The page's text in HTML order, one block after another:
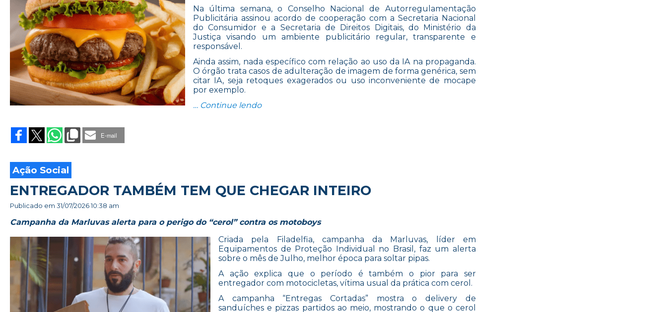
Na última semana, o Conselho Nacional de Autorregulamentação
Publicitária assinou acordo de cooperação com a Secretaria Nacional
do Consumidor e a Secretaria de Direitos Digitais, do Ministério da
Justiça visando um ambiente publicitário regular, transparente e
responsável.
Ainda assim, nada específico com relação ao uso da IA na propaganda.
O órgão trata casos de adulteração de imagem de forma genérica, sem
citar IA, seja retoques exagerados ou uso inconveniente de mocape
por exemplo.
… Continue lendo“NA ERA DO VALE TUDO?”
E-mail
Ação Social
ENTREGADOR TAMBÉM TEM QUE CHEGAR INTEIRO
Publicado em 31/07/2026 10:38 am
Campanha da Marluvas alerta para o perigo do “cerol” contra os motoboys
Criada pela Filadelfia, campanha da Marluvas, líder em
Equipamentos de Proteção Individual no Brasil, faz um alerta
sobre o mês de Julho, melhor época para soltar pipas.
A ação explica que o período é também o pior para ser
entregador com motocicletas, vítima usual da prática com cerol.
A campanha “Entregas Cortadas” mostra o delivery de
sanduíches e pizzas partidos ao meio, mostrando o que o cerol